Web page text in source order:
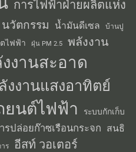
การไฟฟ้าฝ่ายผลิตแห่ง
นวัตกรรม น้ำมันดีเซล บ้านปู
ไฟฟ้า ฝุ่น PM 2.5 พลังงาน
งานสะอาด
งงานแสงอาทิตย์
ยนต์ไฟฟ้า
ระบบกักเก็บ
รปล่อยก๊าซเรือนกระจก สนธิ
ร อีสท์ วอเตอร์